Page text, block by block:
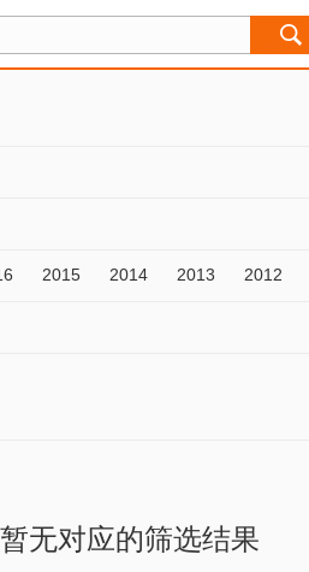
2015 2014 2013 2012
暂无对应的筛选结果